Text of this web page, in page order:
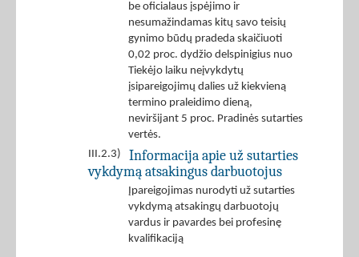
be oficialaus įspėjimo ir
nesumažindamas kitų savo teisių
gynimo būdų pradeda skaičiuoti
0,02 proc. dydžio delspinigius nuo
Tiekėjo laiku neįvykdytų
įsipareigojimų dalies už kiekvieną
termino praleidimo dieną,
neviršijant 5 proc. Pradinės sutarties
vertės.
III.2.3)
Informacija apie už sutarties
vykdymą atsakingus darbuotojus
Įpareigojimas nurodyti už sutarties
vykdymą atsakingų darbuotojų
vardus ir pavardes bei profesinę
kvalifikaciją